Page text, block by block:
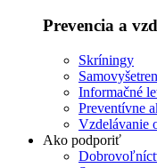
Prevencia a
Skríningy
Informačné
Preventívne
Vzdelávanie
Ako podporiť